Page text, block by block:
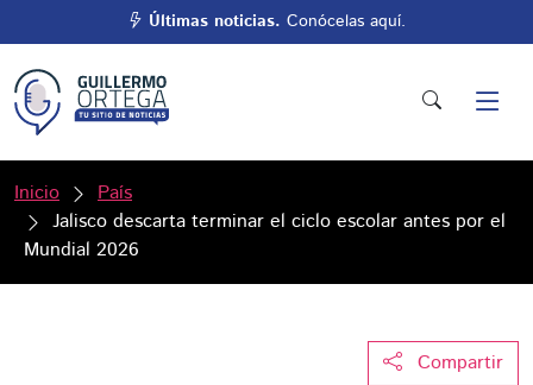
Últimas noticias. Conócelas aquí.
Inicio
País
Jalisco descarta terminar el ciclo escolar antes por el
Mundial 2026
Compartir